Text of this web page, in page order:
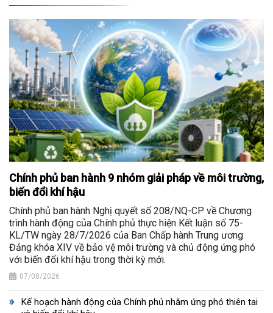
Chính phủ ban hành 9 nhóm giải pháp về môi trường,
biến đổi khí hậu
Chính phủ ban hành Nghị quyết số 208/NQ-CP về Chương
trình hành động của Chính phủ thực hiện Kết luận số 75-
KL/TW ngày 28/7/2026 của Ban Chấp hành Trung ương
Đảng khóa XIV về bảo vệ môi trường và chủ động ứng phó
với biến đổi khí hậu trong thời kỳ mới.
07/08/2026
Kế hoạch hành động của Chính phủ nhằm ứng phó thiên tai